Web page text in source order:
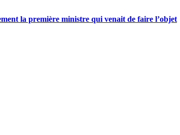
la première ministre qui venait de faire l’objet